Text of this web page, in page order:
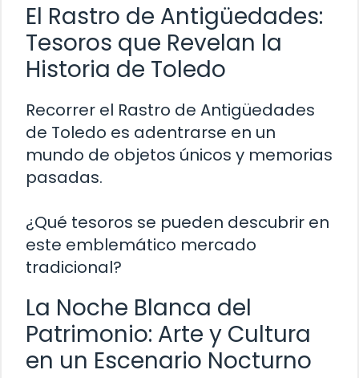
El Rastro de Antigüedades:
Tesoros que Revelan la
Historia de Toledo
Recorrer el Rastro de Antigüedades
de Toledo es adentrarse en un
mundo de objetos únicos y memorias
pasadas.
¿Qué tesoros se pueden descubrir en
este emblemático mercado
tradicional?
La Noche Blanca del
Patrimonio: Arte y Cultura
en un Escenario Nocturno